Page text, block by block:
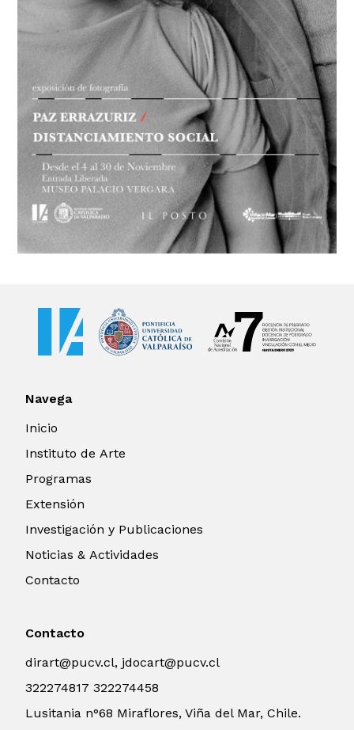
Navega
Inicio
Instituto de Arte
Programas
Extensión
Investigación y Publicaciones
Noticias & Actividades
Contacto
Contacto
dirart@pucv.cl, jdocart@pucv.cl
322274817 322274458
Lusitania n°68 Miraflores, Viña del Mar, Chile.